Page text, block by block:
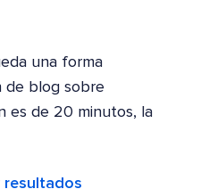
una forma
de blog sobre
es de 20 minutos, la
resultados